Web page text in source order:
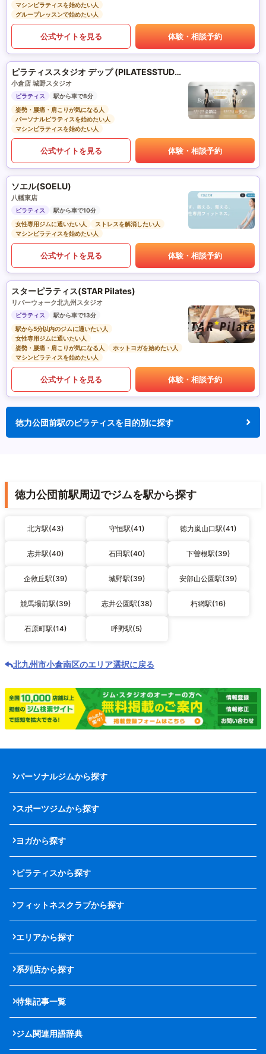
マシンピラティスを始めたい人
グループレッスンで始めたい人
公式サイトを見る 体験・相談予約
ピラティススタジオ デップ (PILATESSTUDIO DEP)
小倉店 城野スタジオ
ピラティス
駅から車で8分
姿勢・腰痛・肩こりが気になる人
パーソナルピラティスを始めたい人
マシンピラティスを始めたい人
公式サイトを見る 体験・相談予約
ソエル(SOELU)
八幡東店
ピラティス
駅から車で10分
女性専用ジムに通いたい人
ストレスを解消したい人
マシンピラティスを始めたい人
公式サイトを見る 体験・相談予約
スターピラティス(STAR Pilates)
リバーウォーク北九州スタジオ
ピラティス
駅から車で13分
駅から5分以内のジムに通いたい人
女性専用ジムに通いたい人
姿勢・腰痛・肩こりが気になる人
ホットヨガを始めたい人
マシンピラティスを始めたい人
公式サイトを見る 体験・相談予約
徳力公団前駅のピラティスを目的別に探す
徳力公団前駅周辺でジムを駅から探す
北方駅(43) 守恒駅(41) 徳力嵐山口駅(41)
志井駅(40) 石田駅(40) 下曽根駅(39)
企救丘駅(39) 城野駅(39) 安部山公園駅(39)
競馬場前駅(39) 志井公園駅(38) 朽網駅(16)
石原町駅(14) 呼野駅(5)
北九州市小倉南区のエリア選択に戻る
パーソナルジムから探す
スポーツジムから探す
ヨガから探す
ピラティスから探す
フィットネスクラブから探す
エリアから探す
系列店から探す
特集記事一覧
ジム関連用語辞典